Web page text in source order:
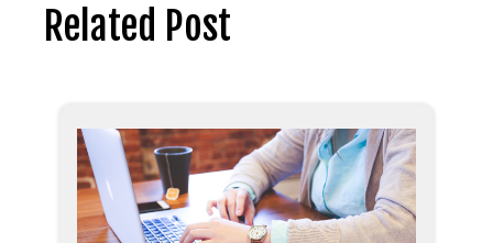
Related Post